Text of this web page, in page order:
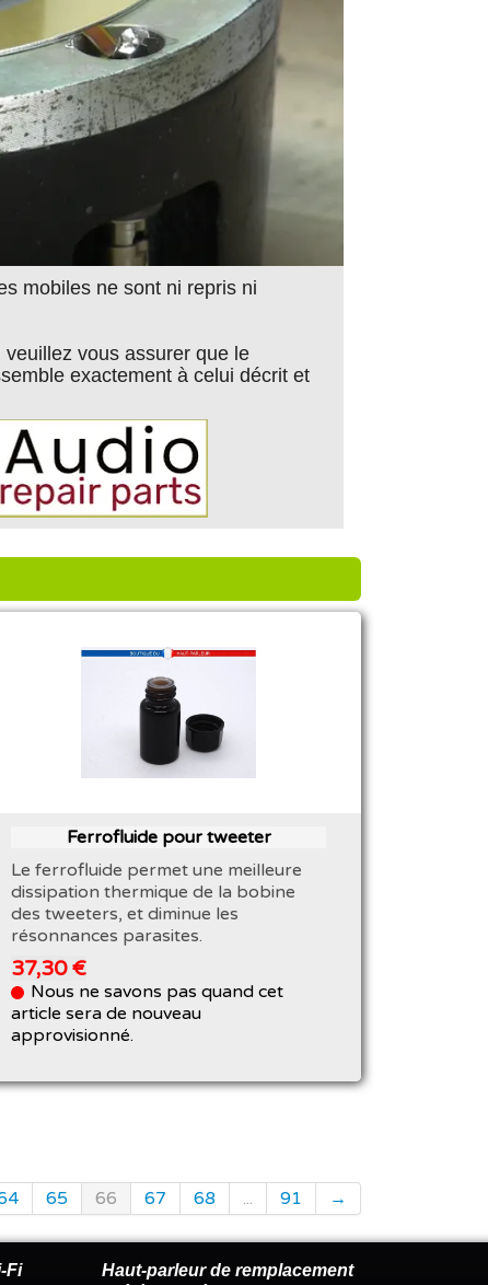
mobiles ne sont ni repris ni
vous assurer que le
exactement à celui décrit et
Ferrofluide pour tweeter
Le ferrofluide permet une meilleure
dissipation thermique de la bobine
des tweeters, et diminue les
résonnances parasites.
37,30 €
Nous ne savons pas quand cet
article sera de nouveau
approvisionné.
65 66 67 68 ... 91 →
Fi
Haut-parleur de remplacement